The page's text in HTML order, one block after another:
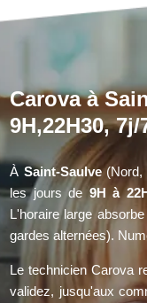
Carova à
9H,22H30, 7j/
À Saint-Saulve(Nord,
les jours de9H à
L'horaire large
gardes alternées).
Le technicien Carova
validez, jusqu'aux